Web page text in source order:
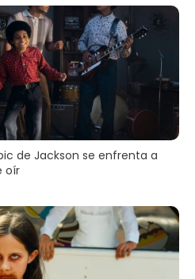
de Jackson se enfrenta a
oír